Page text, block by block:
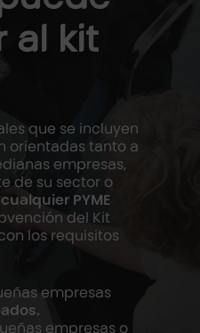
al kit
que se incluyen
orientadas tanto a
empresas,
de su sector o
cualquier PYME
del Kit
los requisitos
empresas
empresas o